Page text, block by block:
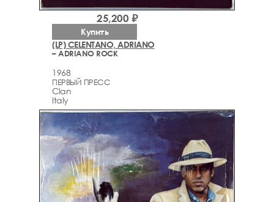
(LP) CELENTANO, ADRIANO
– ADRIANO ROCK
1968
ПЕРВЫЙ ПРЕСС
Clan
Italy
25,200 ₽
Купить